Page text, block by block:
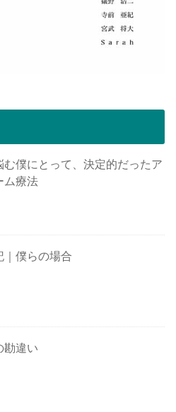
む僕にとって、決定的だったア
ム療法
｜僕らの場合
勘違い